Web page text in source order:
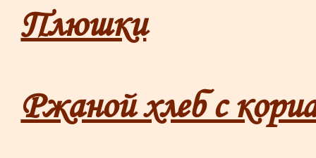
Плюшки
Ржаной хлеб с